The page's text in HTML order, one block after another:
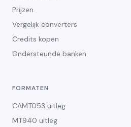
Prijzen
Vergelijk converters
Credits kopen
Ondersteunde banken
FORMATEN
CAMT053 uitleg
MT940 uitleg